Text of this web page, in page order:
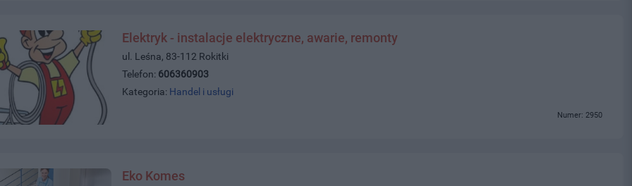
Elektryk - instalacje elektryczne, awarie, remonty
ul. Leśna, 83-112 Rokitki
Telefon: 606360903
Kategoria: Handel i usługi
Numer: 2950
Eko Komes